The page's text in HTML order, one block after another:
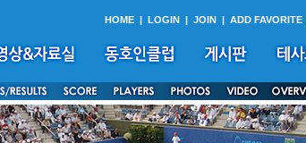
HOME | LOGIN | JOIN | ADD FAVORITE